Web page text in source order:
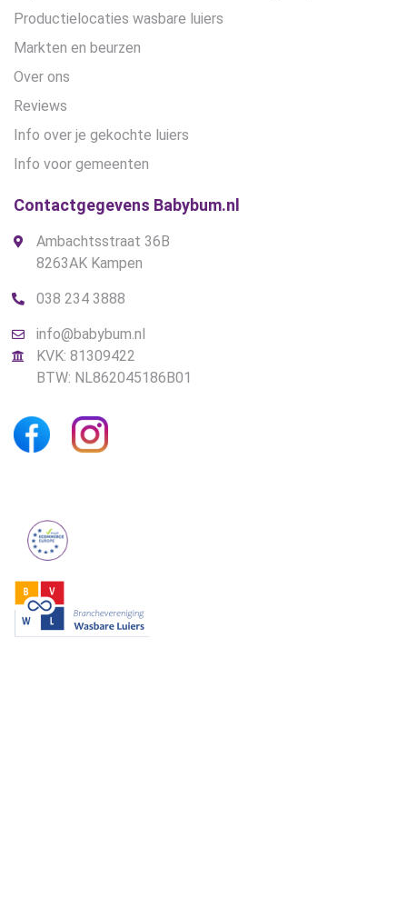
Productielocaties wasbare luiers
Markten en beurzen
Over ons
Reviews
Info over je gekochte luiers
Info voor gemeenten
Contactgegevens Babybum.nl
Ambachtsstraat 36B
8263AK Kampen
038 234 3888
info@babybum.nl
KVK: 81309422
BTW: NL862045186B01